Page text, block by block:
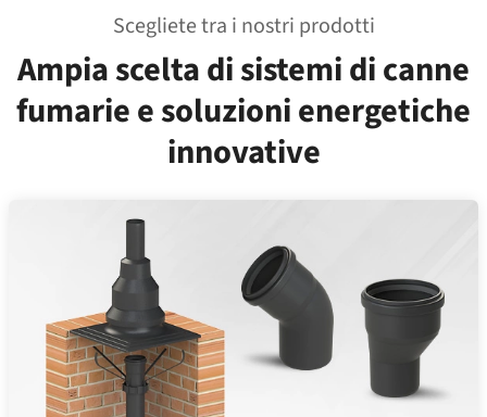
Scegliete tra i nostri prodotti
Ampia scelta di sistemi di canne
fumarie e soluzioni energetiche
innovative